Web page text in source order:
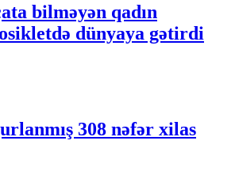
bilməyən qadın
dünyaya gətirdi
308 nəfər xilas